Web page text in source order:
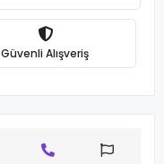
Güvenli Alışveriş